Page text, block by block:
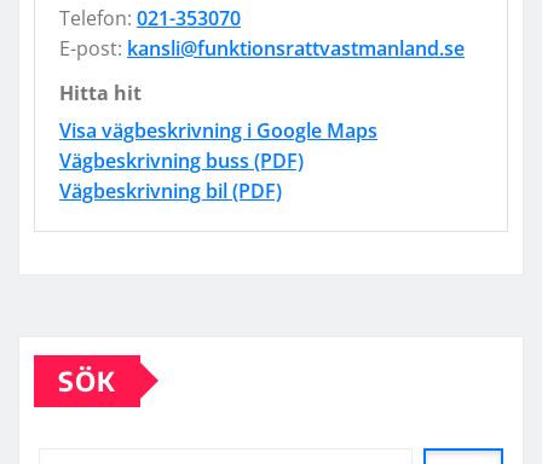
Telefon: 021-353070
E-post: kansli@funktionsrattvastmanland.se
Hitta hit
Visa vägbeskrivning i Google Maps
Vägbeskrivning buss (PDF)
Vägbeskrivning bil (PDF)
SÖK